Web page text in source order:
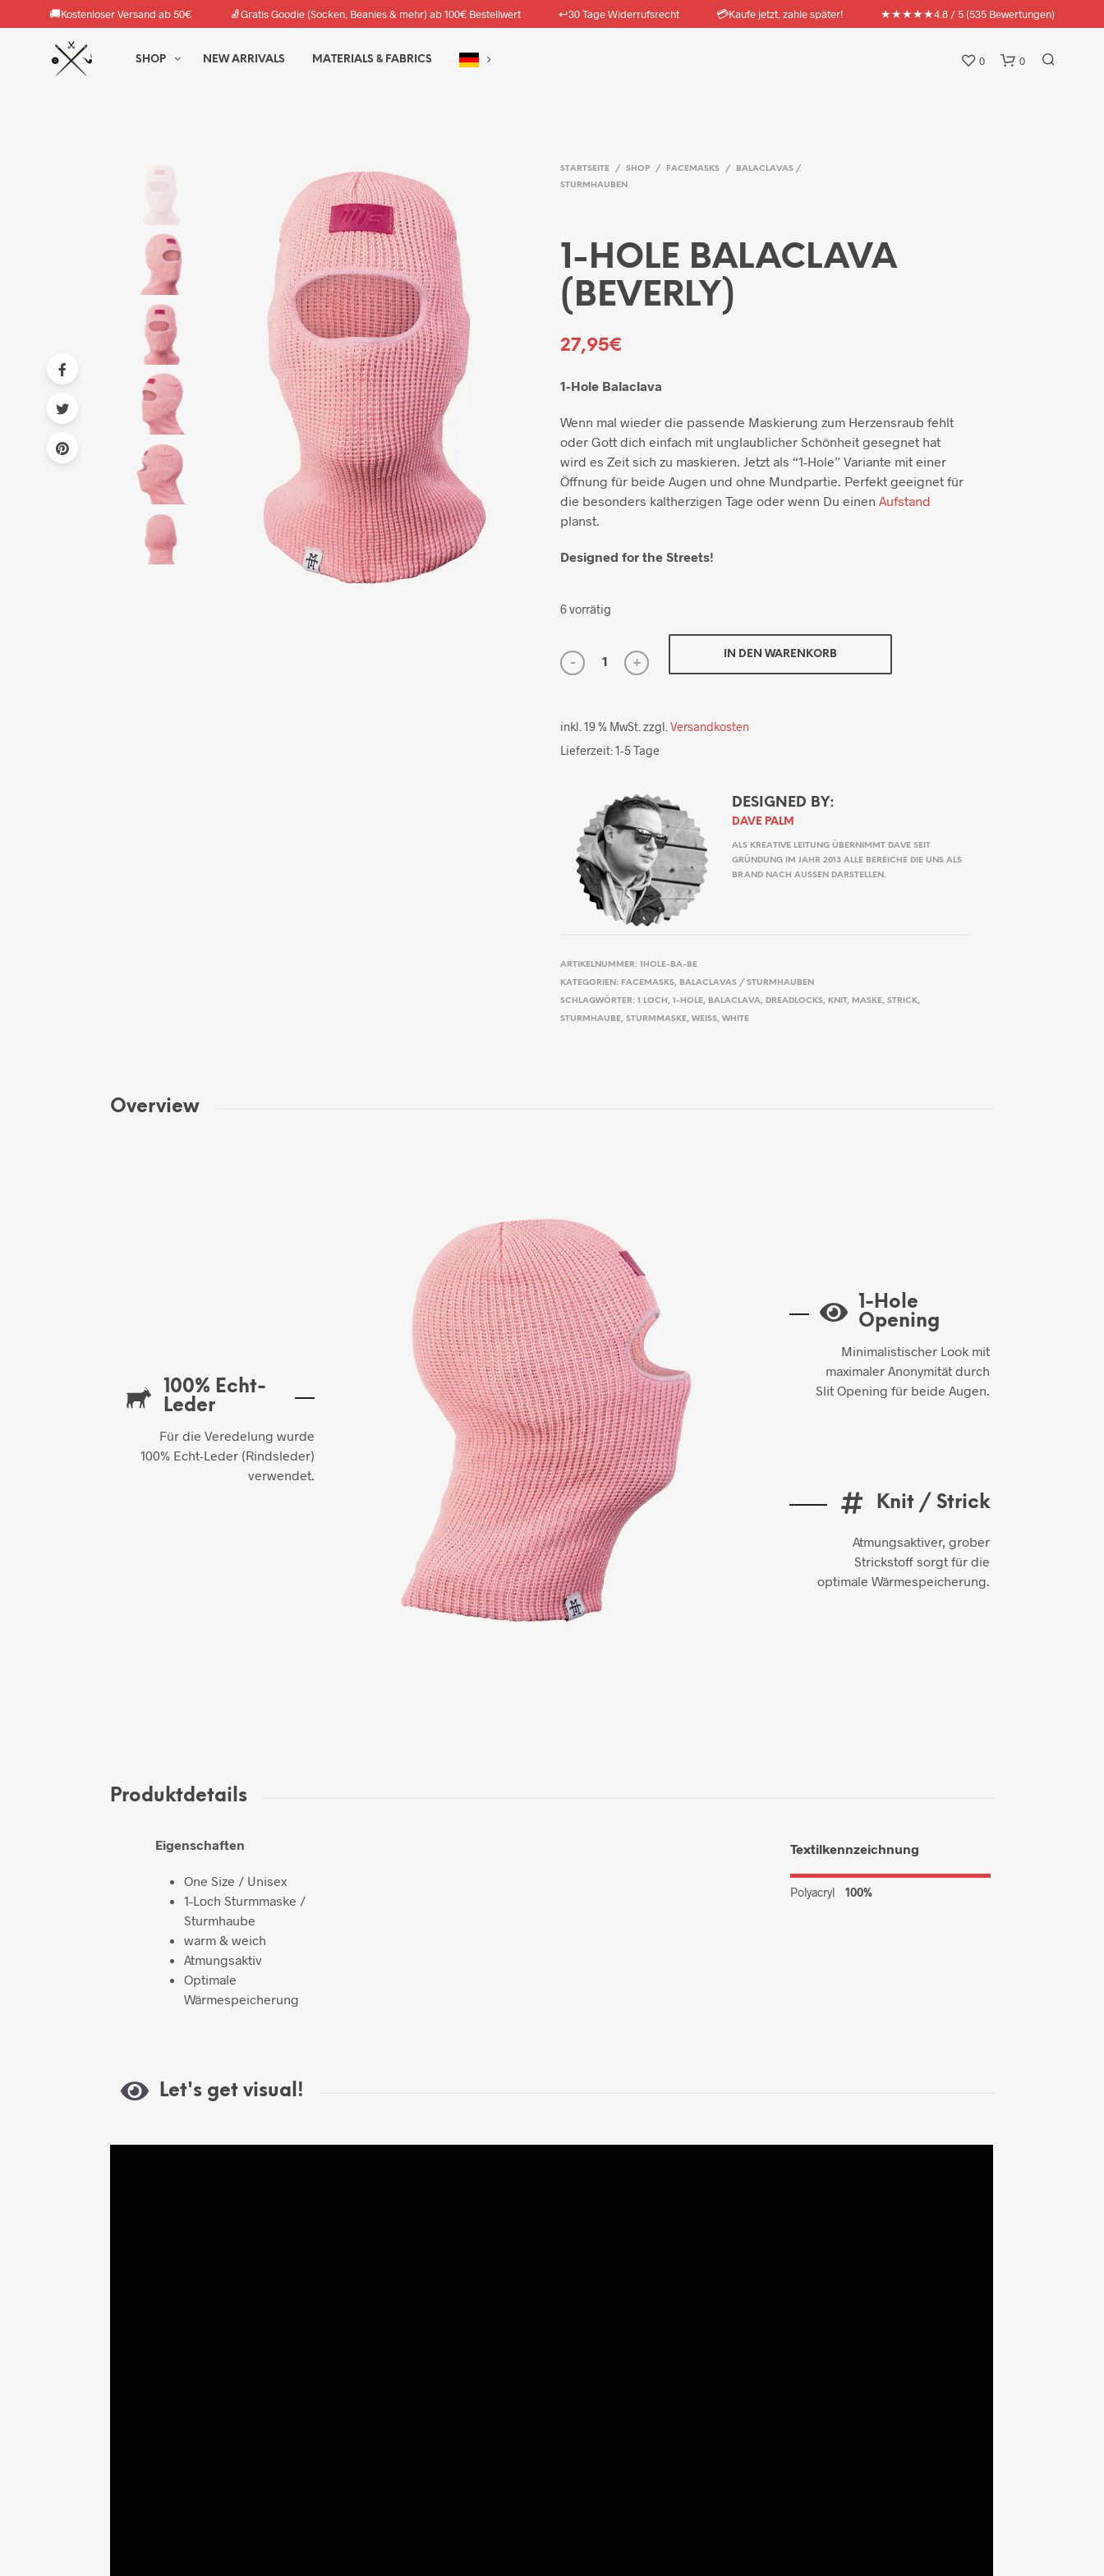
🚚Kostenloser Versand ab 50€ 🧦Gratis Goodie (Socken, Beanies & mehr) ab 100€ Bestellwert ↩️30 Tage Widerrufsrecht 💳Kaufe jetzt, zahle später! ★★★★★4.8 / 5 (535 Bewertungen)
0 0
SHOP NEW ARRIVALS MATERIALS & FABRICS
STARTSEITE / SHOP / FACEMASKS /
BALACLAVAS /
STURMHAUBEN
1-HOLE BALACLAVA
(BEVERLY)
27,95€
1-Hole Balaclava
Wenn mal wieder die passende Maskierung zum Herzensraub fehlt
oder Gott dich einfach mit unglaublicher Schönheit gesegnet hat
wird es Zeit sich zu maskieren. Jetzt als “1-Hole” Variante mit einer
Öffnung für beide Augen und ohne Mundpartie. Perfekt geeignet für
die besonders kaltherzigen Tage oder wenn Du einen Aufstand
planst.
Designed for the Streets!
6 vorrätig
IN DEN WARENKORB
inkl. 19 % MwSt. zzgl. Versandkosten
Lieferzeit:1-5 Tage
DESIGNED BY:
DAVE PALM
ALS KREATIVE LEITUNG ÜBERNIMMT DAVE SEIT
GRÜNDUNG IM JAHR 2013 ALLE BEREICHE DIE UNS ALS
BRAND NACH AUSSEN DARSTELLEN.
ARTIKELNUMMER: 1HOLE-BA-BE
KATEGORIEN: FACEMASKS, BALACLAVAS / STURMHAUBEN
SCHLAGWÖRTER: 1 LOCH , 1-HOLE, BALACLAVA, DREADLOCKS, KNIT, MASKE, STRICK,
STURMHAUBE, STURMMASKE, WEISS , WHITE
Overview
100% Echt-
Leder
Für die Veredelung wurde
100% Echt-Leder (Rindsleder)
verwendet.
1-Hole
Opening
Minimalistischer Look mit
maximaler Anonymität durch
Slit Opening für beide Augen.
Knit / Strick
Atmungsaktiver, grober
Strickstoff sorgt für die
optimale Wärmespeicherung.
Produktdetails
Eigenschaften
One Size / Unisex
1-Loch Sturmmaske /
Sturmhaube
warm & weich
Atmungsaktiv
Optimale
Wärmespeicherung
Textilkennzeichnung
Polyacryl 100%
Let's get visual!